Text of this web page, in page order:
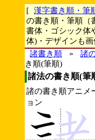
[ 漢字書き順・筆
の書き順・筆順（
書体・ゴシック体
体)・デザインも画
諸書き順
» 諸
き順(筆順)
諸法の書き順(筆
諸の書き順アニメ
ョン